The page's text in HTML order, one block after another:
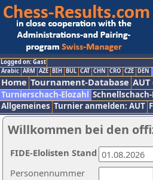
Logged on: Gast
Arabic ARM AZE BIH BUL CAT CHN CRO CZE DEN
Home Tournament-Database
Turnierschach-Elozahl
Allgemeines Turnier anmelden: AUT
Willkommen bei den
Personennummer
FIDE-Elolisten Stand